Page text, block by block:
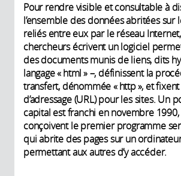
Pour rendre visible et consultable à
l’ensemble des données abritées sur
reliés entre eux par le réseau
chercheurs écrivent un logiciel
des documents munis de liens, dits
langage « html » –, définissent la
transfert, dénommée « http », et
d’adressage (URL) pour les sites. Un
capital est franchi en novembre 1990,
conçoivent le premier programme
qui abrite des pages sur un
permettant aux autres d’y accéder.